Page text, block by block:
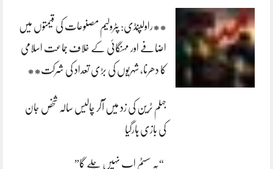
**راولپنڈی: پٹرولیم مصنوعات کی قیمتوں میں
اضافے اور مہنگائی کے خلاف جماعت اسلامی
کا دھرنا، شہریوں کی بڑی تعداد کی شرکت**
جہلم ٹرین کی زد میں آکر چالیس سالہ شخص جان
کی بازی ہارگیا
“یہ سسٹم اب نہیں چلے گا”